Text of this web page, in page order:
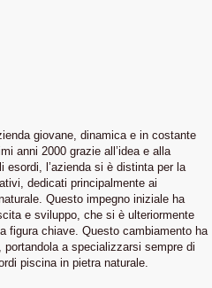
giovane, dinamica e in costante
anni 2000 grazie all’idea e alla
esordi, l’azienda si è distinta per la
dedicati principalmente ai
Questo impegno iniziale ha
e sviluppo, che si è ulteriormente
figura chiave. Questo cambiamento ha
a specializzarsi sempre di
piscina in pietra naturale.